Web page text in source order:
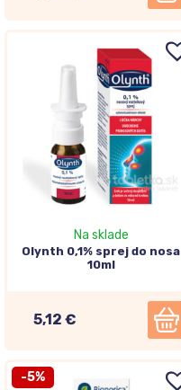
Na sklade
Olynth 0,1% sprej do nosa
10ml
5,12 €
-5%